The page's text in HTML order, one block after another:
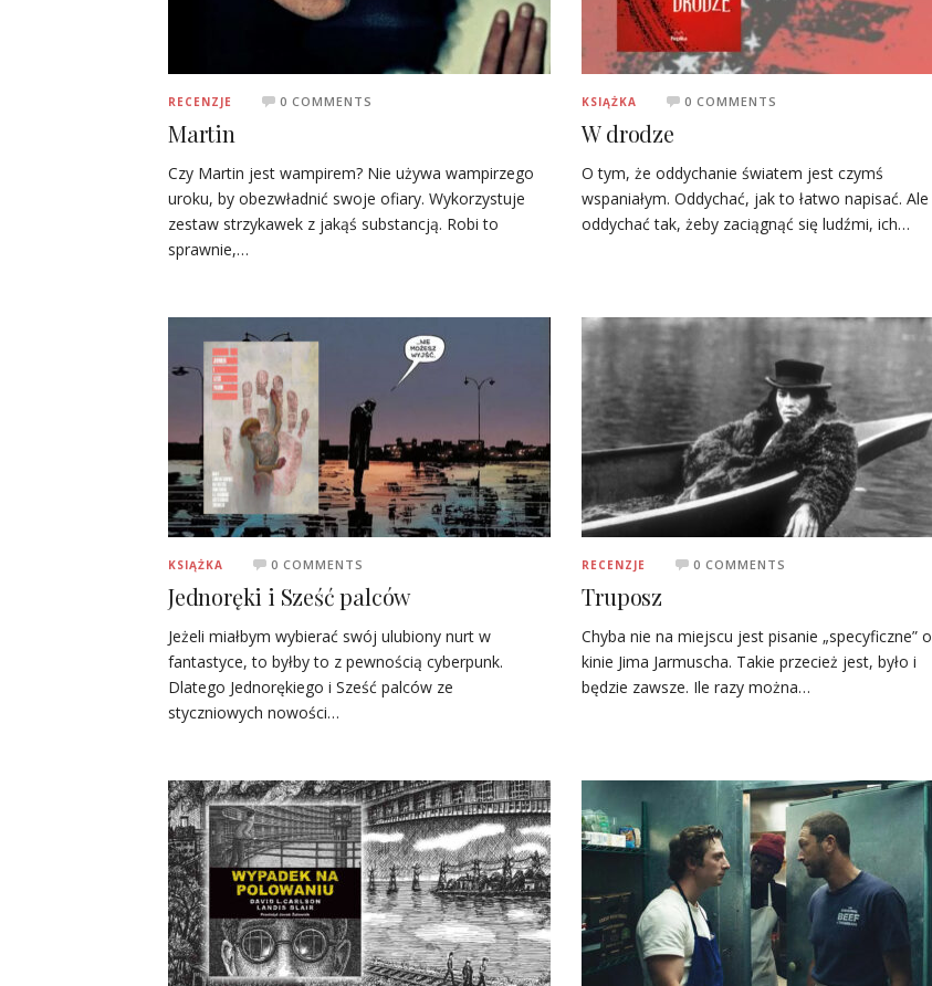
RECENZJE 0 COMMENTS
Martin
Czy Martin jest wampirem? Nie używa wampirzego
uroku, by obezwładnić swoje ofiary. Wykorzystuje
zestaw strzykawek z jakąś substancją. Robi to
sprawnie,…
KSIĄŻKA 0 COMMENTS
W drodze
O tym, że oddychanie światem jest czymś
wspaniałym. Oddychać, jak to łatwo napisać. Ale
oddychać tak, żeby zaciągnąć się ludźmi, ich…
KSIĄŻKA 0 COMMENTS
Jednoręki i Sześć palców
Jeżeli miałbym wybierać swój ulubiony nurt w
fantastyce, to byłby to z pewnością cyberpunk.
Dlatego Jednorękiego i Sześć palców ze
styczniowych nowości…
RECENZJE 0 COMMENTS
Truposz
Chyba nie na miejscu jest pisanie „specyficzne” o
kinie Jima Jarmuscha. Takie przecież jest, było i
będzie zawsze. Ile razy można…